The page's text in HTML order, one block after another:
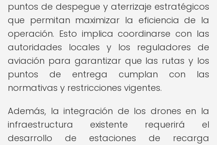
puntos de despegue y aterrizaje estratégicos
que permitan maximizar la eficiencia de la
operación. Esto implica coordinarse con las
autoridades locales y los reguladores de
aviación para garantizar que las rutas y los
puntos de entrega cumplan con las
normativas y restricciones vigentes.
Además, la integración de los drones en la
infraestructura existente requerirá el
desarrollo de estaciones de recarga